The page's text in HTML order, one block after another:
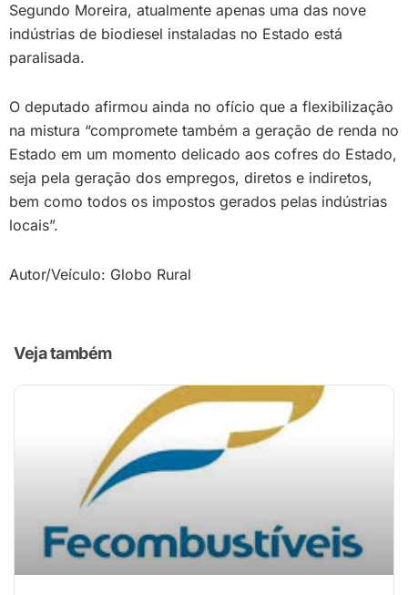
Segundo Moreira, atualmente apenas uma das nove
indústrias de biodiesel instaladas no Estado está
paralisada.
O deputado afirmou ainda no ofício que a flexibilização
na mistura “compromete também a geração de renda no
Estado em um momento delicado aos cofres do Estado,
seja pela geração dos empregos, diretos e indiretos,
bem como todos os impostos gerados pelas indústrias
locais”.
Autor/Veículo: Globo Rural
Veja também